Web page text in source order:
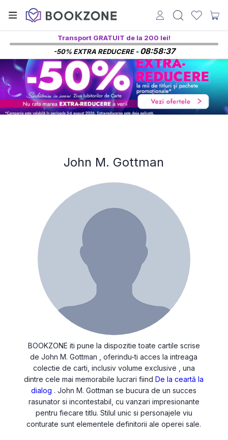
Transport GRATUIT de la 200 lei!
-50% EXTRA REDUCERE -08:58:37
John M. Gottman
BOOKZONE iti pune la dispozitie toate cartile scrise
de John M. Gottman , oferindu-ti acces la intreaga
colectie de carti, inclusiv volume exclusive , una
dintre cele mai memorabile lucrari fiindDe la ceartă la
dialog . John M. Gottman se bucura de un succes
rasunator si incontestabil, cu vanzari impresionante
pentru fiecare titlu. Stilul unic si personajele viu
conturate sunt elementele definitorii ale operei sale.